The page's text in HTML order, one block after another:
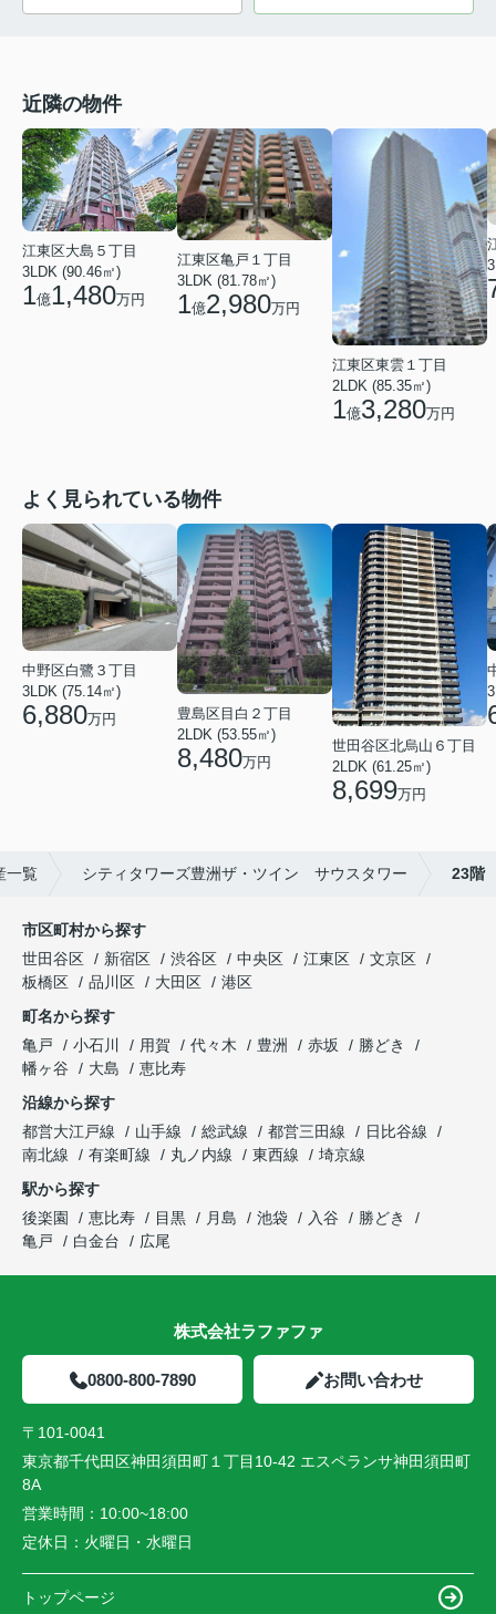
近隣の物件
江東区大島５丁目
3LDK (90.46㎡)
1億1,480万円
江東区亀戸１丁目
3LDK (81.78㎡)
1億2,980万円
江東区東雲１丁目
2LDK (85.35㎡)
1億3,280万円
よく見られている物件
中野区白鷺３丁目
3LDK (75.14㎡)
6,880万円
豊島区目白２丁目
2LDK (53.55㎡)
8,480万円
世田谷区北烏山６丁目
2LDK (61.25㎡)
8,699万円
一覧 シティタワーズ豊洲ザ・ツイン サウスタワー 23階
市区町村から探す
世田谷区
新宿区 渋谷区 中央区 江東区
文京区
板橋区
品川区 大田区
港区
町名から探す
亀戸
小石川 用賀 代々木 豊洲 赤坂
勝どき
幡ヶ谷
大島
恵比寿
沿線から探す
都営大江戸線
山手線 総武線 都営三田線
日比谷線
南北線
有楽町線 丸ノ内線 東西線
埼京線
駅から探す
後楽園
恵比寿 目黒 月島 池袋 入谷
勝どき
亀戸
白金台 広尾
株式会社ラファファ
0800-800-7890 お問い合わせ
〒101-0041
東京都千代田区神田須田町１丁目10-42 エスペランサ神田須田町
8A
営業時間： 10:00~18:00
定休日： 火曜日・水曜日
トップページ